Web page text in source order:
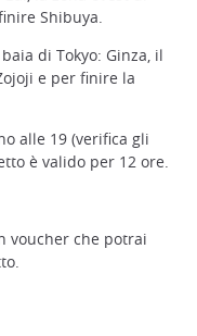
Shibuya.
di Tokyo: Ginza, il
e per finire la
alle 19 (verifica gli
è valido per 12 ore.
voucher che potrai